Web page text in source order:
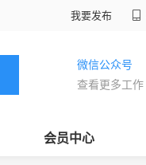
我要发布
微信公众号
查看更多工作
会员中心